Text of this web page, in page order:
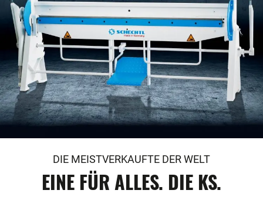
DIE MEISTVERKAUFTE DER WELT
EINE FÜR ALLES. DIE KS.